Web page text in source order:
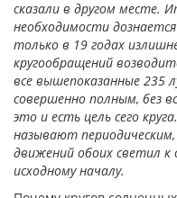
сказали в другом месте.
необходимости
только в 19 годах
кругообращений
все вышепоказанные 235
совершенно полным, без
это и есть цель сего
называют
движений обоих светил к
исходному началу.